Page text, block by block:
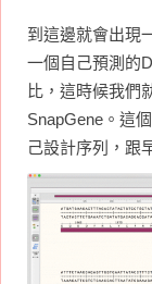
到這邊就會出現
一個自己預測的
比，這時候我們
SnapGene。這
己設計序列，跟